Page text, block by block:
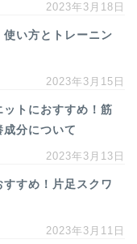
2023年3月18日
い方とトレーニン
2023年3月15日
トにおすすめ！筋
成分について
2023年3月13日
すすめ！片足スクワ
2023年3月11日